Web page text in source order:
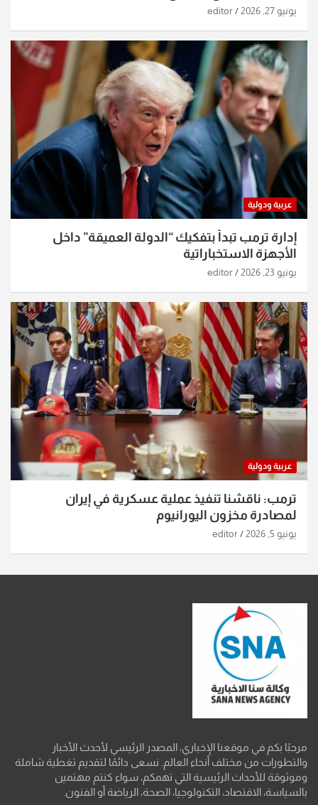
الساعات الماضية
يونيو 27, 2026 editor
عربية ودولية
إدارة ترمب تبدأ بتفكيك “الدولة العميقة” داخل
الأجهزة الاستخباراتية
يونيو 23, 2026 editor
عربية ودولية
ترمب: ناقشنا تنفيذ عملية عسكرية في إيران
لمصادرة مخزون اليورانيوم
يونيو 5, 2026 editor
مرحبًا بكم في موقعنا الإخباري، المصدر الرئيسي لأحدث الأخبار
والتطورات من مختلف أنحاء العالم. نسعى دائمًا لتقديم تغطية شاملة
وموثوقة للأحداث الرئيسية التي تهمكم، سواء كنتم مهتمين
بالسياسة، الاقتصاد، التكنولوجيا، الصحة، الرياضة أو الفنون.